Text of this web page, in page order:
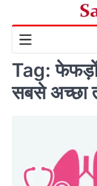
content
Tag:
सबसे अच्छा